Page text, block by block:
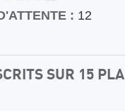
: 12
SUR 15